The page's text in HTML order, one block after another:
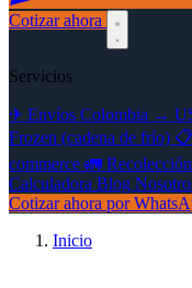
Cotizar ahora
Servicios
✈ Envíos Colombia →
Frozen (cadena de frío) 📋
commerce 🚛
Calculadora Blog
Cotizar ahora por
Inicio